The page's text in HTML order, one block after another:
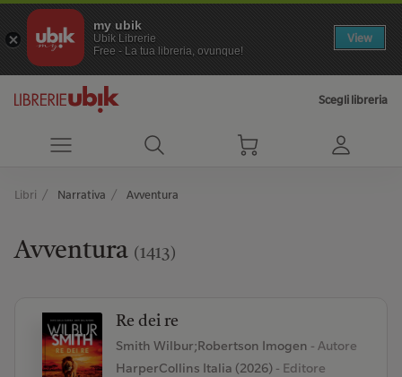
my ubik
Ubik Librerie
Free - La tua libreria, ovunque!
View
Scegli libreria
Libri Narrativa Avventura
Avventura (1413)
Re dei re
Smith Wilbur;Robertson Imogen - Autore
HarperCollins Italia (2026)- Editore